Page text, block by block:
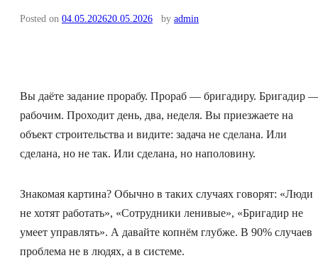
Posted on 04.05.202620.05.2026 by admin
Вы даёте задание прорабу. Прораб — бригадиру. Бригадир
рабочим. Проходит день, два, неделя. Вы приезжаете на
объект строительства и видите: задача не сделана. Или
сделана, но не так. Или сделана, но наполовину.
Знакомая картина? Обычно в таких случаях говорят: «Люди
не хотят работать», «Сотрудники ленивые», «Бригадир не
умеет управлять». А давайте копнём глубже. В 90% случаев
проблема не в людях, а в системе.